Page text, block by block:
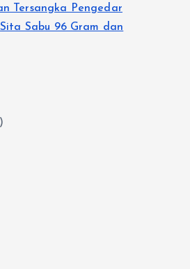
Tersangka Pengedar
Sabu 96 Gram dan